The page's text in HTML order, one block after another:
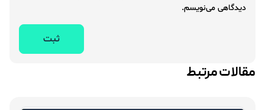
دیدگاهی می‌نویسم.
مقالات مرتبط